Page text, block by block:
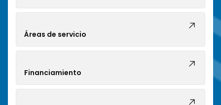
Áreas de servicio
Financiamiento